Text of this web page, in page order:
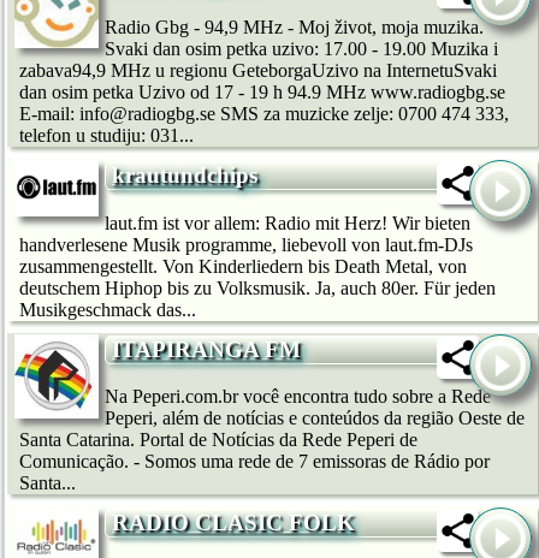
Radio Gbg - 94,9 MHz - Moj život, moja muzika.
Svaki dan osim petka uzivo: 17.00 - 19.00 Muzika i
zabava94,9 MHz u regionu GeteborgaUzivo na InternetuSvaki
dan osim petka Uzivo od 17 - 19 h 94.9 MHz www.radiogbg.se
E-mail: info@radiogbg.se SMS za muzicke zelje: 0700 474 333,
telefon u studiju: 031...
krautundchips
laut.fm ist vor allem: Radio mit Herz! Wir bie­ten
handverlesene Musik programme, liebevoll von laut.fm-DJs
zusammengestellt. Von Kinderliedern bis Death Metal, von
deutschem Hip­hop bis zu Volksmusik. Ja, auch 80er. Für jeden
Musikgeschmack das...
ITAPIRANGA FM
Na Peperi.com.br você encontra tudo sobre a Rede
Peperi, além de notícias e conteúdos da região Oeste de
Santa Catarina. Portal de Notícias da Rede Peperi de
Comunicação. - Somos uma rede de 7 emissoras de Rádio por
Santa...
RADIO CLASIC FOLK